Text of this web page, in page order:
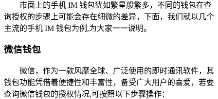
市面上的手机 IM 钱包犹如繁星般繁多，不同的钱包在查
询授权的步骤上可能会存在细微的差异，下面，我们就以几个
主流的手机 IM 钱包为例,为大家一一说明。
微信钱包
微信，作为一款风靡全球、广泛使用的即时通讯软件，其
钱包功能凭借着便捷性和丰富性，备受广大用户的喜爱，若要
查询微信钱包的授权情况,可按照以下步骤操作：